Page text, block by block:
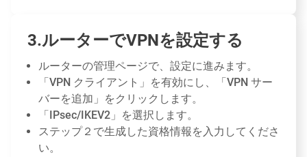
ルーターでVPNを設定する
ルーターの管理ページで、 設定に進みます。
「VPN クライアント 」を有効にし、「VPN サー
バーを追加 」をクリックします。
「IPsec/IKEV2 」を選択します。
ステップ２で生成した資格情報 を入力してくださ
い。